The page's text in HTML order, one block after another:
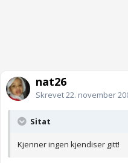
nat26
Skrevet22. november
Sitat
Kjenner ingen kjendiser gitt!